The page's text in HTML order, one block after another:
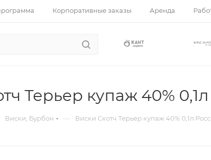
Корпоративные заказы Аренда
Терьер купаж 40%
Виски, Бурбон — Виски Скотч Терьер купаж 40% 0,1л